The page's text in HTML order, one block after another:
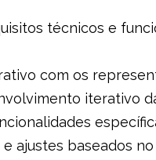
técnicos e
com os
iterativo
e ajustes baseados